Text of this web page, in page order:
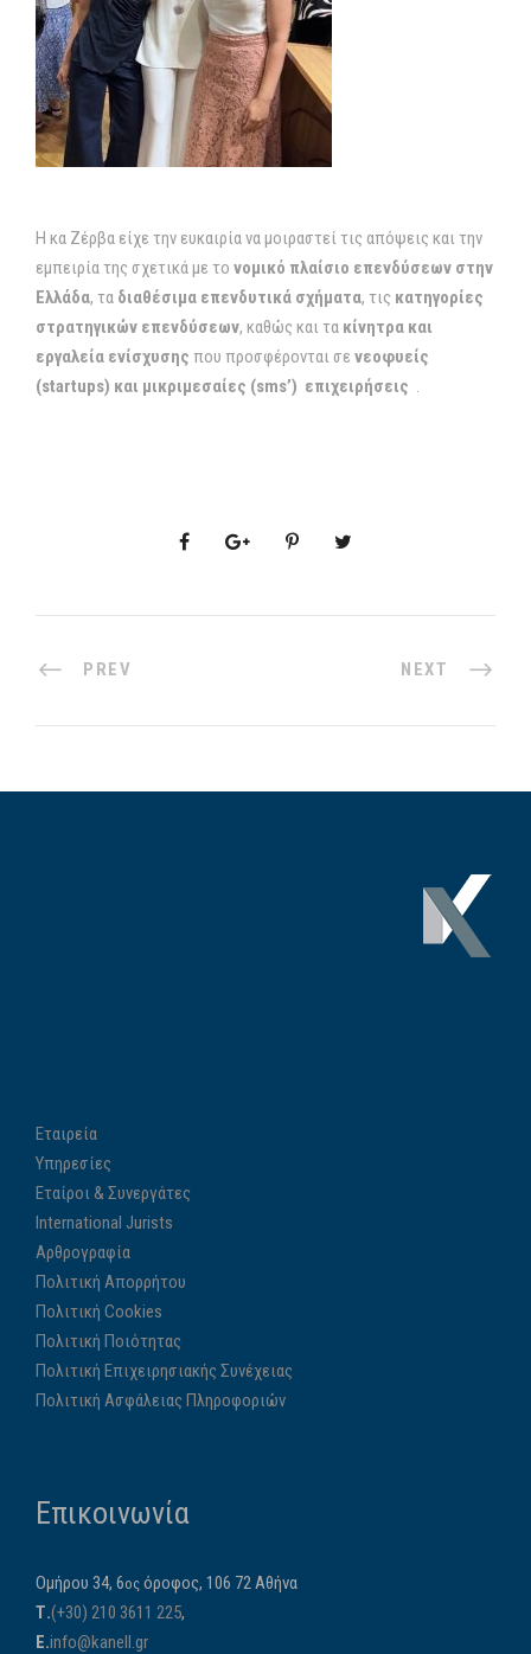
Η κα Ζέρβα είχε την ευκαιρία να μοιραστεί τις απόψεις και την
εμπειρία της σχετικά με το νομικό πλαίσιο επενδύσεων στην
Ελλάδα, τα διαθέσιμα επενδυτικά σχήματα, τις κατηγορίες
στρατηγικών επενδύσεων, καθώς και τα κίνητρα και
εργαλεία ενίσχυσης που προσφέρονται σε νεοφυείς
(startups) και μικριμεσαίες (sms’) επιχειρήσεις .
PREV NEXT
Εταιρεία
Υπηρεσίες
Εταίροι & Συνεργάτες
International Jurists
Αρθρογραφία
Πολιτική Απορρήτου
Πολιτική Cookies
Πολιτική Ποιότητας
Πολιτική Επιχειρησιακής Συνέχειας
Πολιτική Ασφάλειας Πληροφοριών
Επικοινωνία
Ομήρου 34, 6ος όροφος, 106 72 Αθήνα
Τ.(+30) 210 3611 225,
E.info@kanell.gr